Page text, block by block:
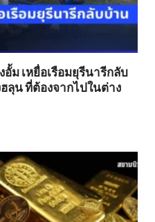
อั้ม เหยื่อเรือมยุรีนารีกลับ
ลุน ที่ต้องจากไปในต่าง